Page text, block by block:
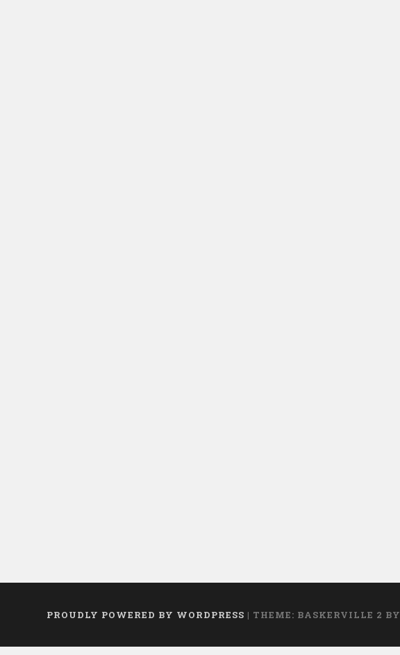
PROUDLY POWERED BY WORDPRESS | THEME: BASKERVILLE 2 BY